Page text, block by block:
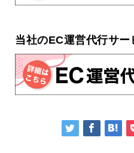
当社のEC運営代行サー